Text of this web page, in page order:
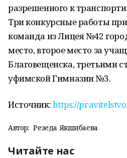
разрешенного к
Три конкурсные работы
команда из Лицея №42
место, второе место за
Благовещенска, третьими
уфимской Гимназии №3.
Источник:https://
Автор: Резеда Якшибаева
Читайте нас